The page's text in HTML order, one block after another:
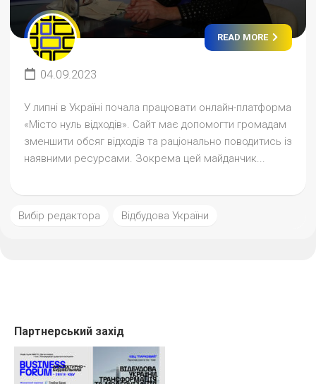
READ MORE
04.09.2023
У липні в Україні почала працювати онлайн-платформа
«Місто нуль відходів». Сайт має допомогти громадам
зменшити обсяг відходів та раціонально поводитись із
наявними ресурсами. Зокрема цей майданчик...
Вибір редактора Відбудова України
Партнерський захід